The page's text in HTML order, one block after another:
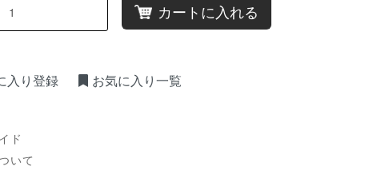
カートに入れる
入り登録 お気に入り一覧
ド
いて